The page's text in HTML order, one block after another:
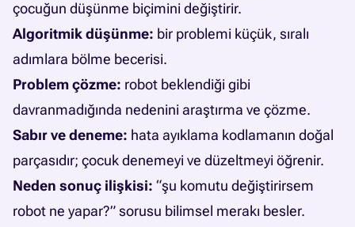
çocuğun düşünme biçimini değiştirir.
Algoritmik düşünme: bir problemi küçük, sıralı
adımlara bölme becerisi.
Problem çözme: robot beklendiği gibi
davranmadığında nedenini araştırma ve çözme.
Sabır ve deneme: hata ayıklama kodlamanın doğal
parçasıdır; çocuk denemeyi ve düzeltmeyi öğrenir.
Neden sonuç ilişkisi: “şu komutu değiştirirsem
robot ne yapar?” sorusu bilimsel merakı besler.